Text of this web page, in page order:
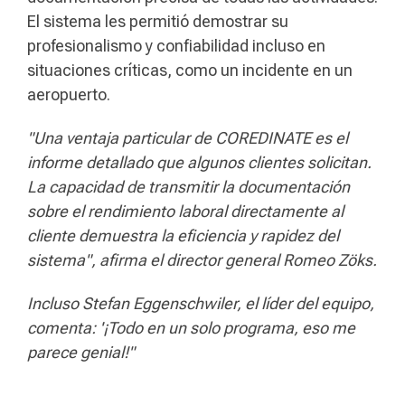
El sistema les permitió demostrar su
profesionalismo y confiabilidad incluso en
situaciones críticas, como un incidente en un
aeropuerto.
"Una ventaja particular de COREDINATE es el
informe detallado que algunos clientes solicitan.
La capacidad de transmitir la documentación
sobre el rendimiento laboral directamente al
cliente demuestra la eficiencia y rapidez del
sistema", afirma el director general Romeo Zöks.
Incluso Stefan Eggenschwiler, el líder del equipo,
comenta: '¡Todo en un solo programa, eso me
parece genial!"